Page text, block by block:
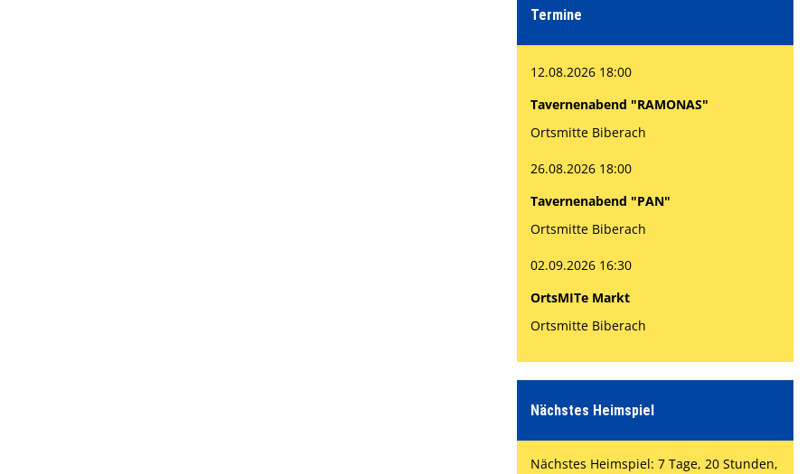
Termine
12.08.2026 18:00
Tavernenabend "RAMONAS"
Ortsmitte Biberach
26.08.2026 18:00
Tavernenabend "PAN"
Ortsmitte Biberach
02.09.2026 16:30
OrtsMITe Markt
Ortsmitte Biberach
Nächstes Heimspiel
Nächstes Heimspiel: 7 Tage, 20 Stunden,